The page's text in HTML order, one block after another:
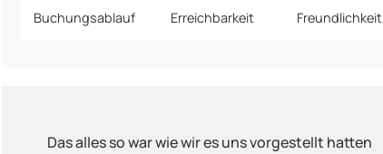
Buchungsablauf Erreichbarkeit Freundlichkeit
Das alles so war wie wir es uns vorgestellt hatten